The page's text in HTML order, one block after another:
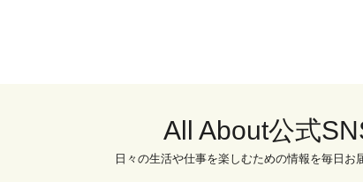
All About公式
日々の生活や仕事を楽しむための情報を毎日お